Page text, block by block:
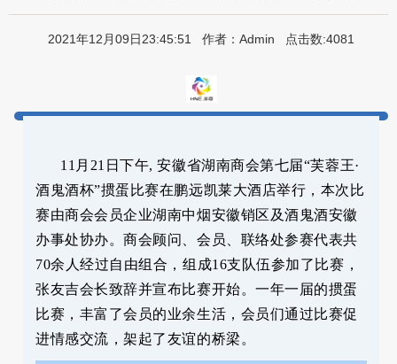
2021年12月09日23:45:51 作者：Admin 点击数:4081
11月21日下午, 安徽省湖南商会第七届“芙蓉王·
酒鬼酒杯”掼蛋比赛在鹏远凯莱大酒店举行，本次比
赛由商会会员企业湖南中烟安徽销区及酒鬼酒安徽
办事处协办。商会顾问、会员、联络处参赛代表共
70余人经过自由组合，组成16支队伍参加了比赛，
张友吉会长致辞并宣布比赛开始。一年一届的掼蛋
比赛，丰富了会员的业余生活，会员们通过比赛促
进情感交流，架起了友谊的桥梁。